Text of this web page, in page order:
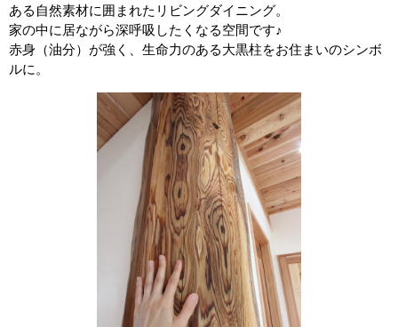
ある自然素材に囲まれたリビングダイニング。
家の中に居ながら深呼吸したくなる空間です♪
赤身（油分）が強く、生命力のある大黒柱をお住まいのシンボ
ルに。